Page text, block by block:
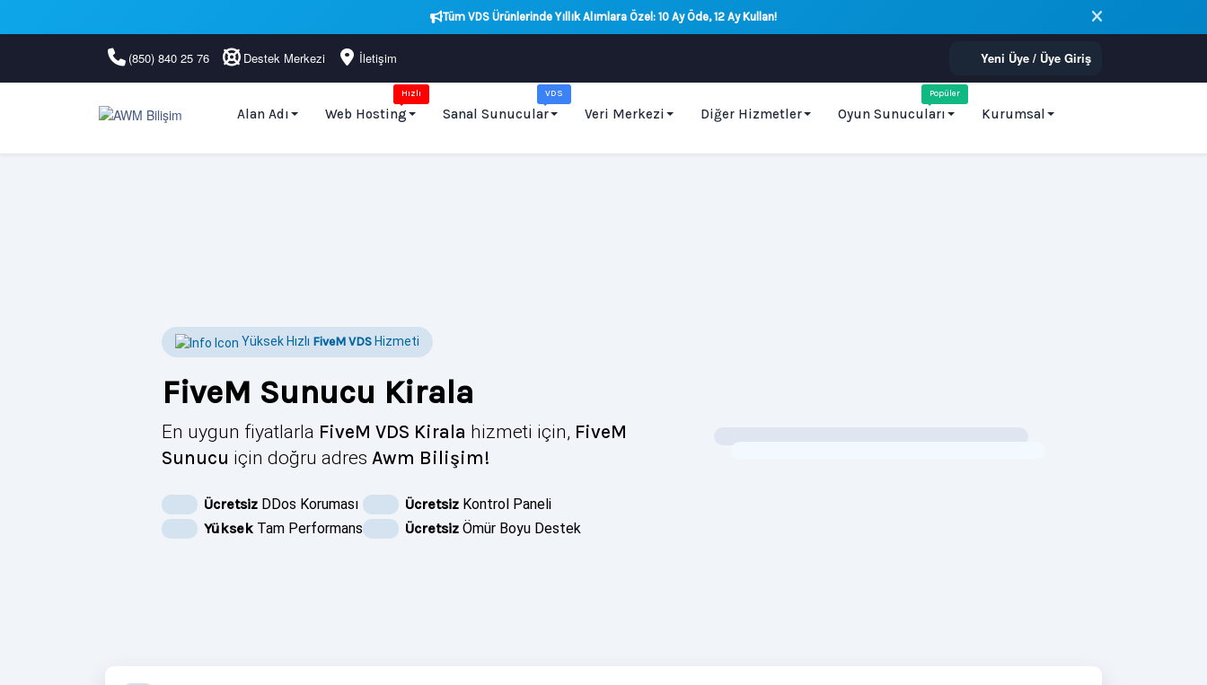
Tüm VDS Ürünlerinde Yıllık Alımlara Özel: 10 Ay Öde, 12 Ay Kullan!
(850) 840 25 76 Destek Merkezi İletişim Yeni Üye / Üye Giriş
Alan Adı Web Hosting
Hızlı
Sanal Sunucular
VDS
Veri Merkezi Diğer Hizmetler Oyun Sunucuları
Popüler
Kurumsal
Yüksek Hızlı FiveM VDS Hizmeti
FiveM Sunucu Kirala
En uygun fiyatlarla FiveM VDS Kirala hizmeti için, FiveM
Sunucu için doğru adres Awm Bilişim!
Ücretsiz DDos Koruması
Yüksek Tam Performans
Ücretsiz Kontrol Paneli
Ücretsiz Ömür Boyu Destek